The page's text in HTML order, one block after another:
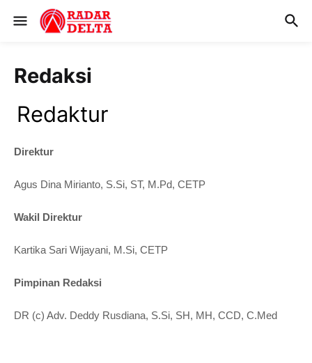
Redaksi
Redaktur
Direktur
Agus Dina Mirianto, S.Si, ST, M.Pd, CETP
Wakil Direktur
Kartika Sari Wijayani, M.Si, CETP
Pimpinan Redaksi
DR (c) Adv. Deddy Rusdiana, S.Si, SH, MH, CCD, C.Med